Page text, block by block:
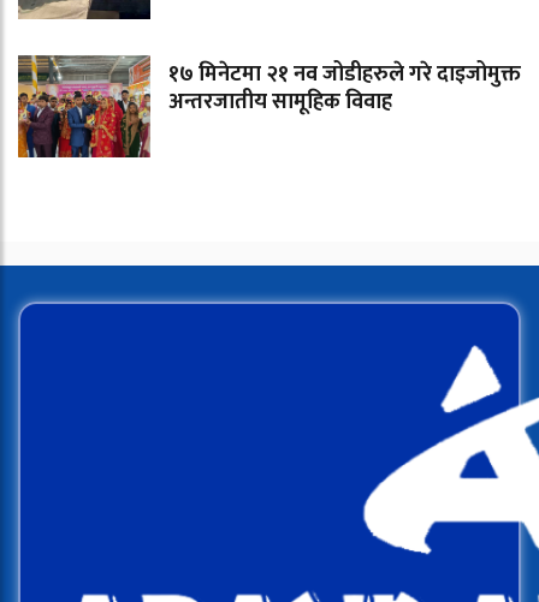
१७ मिनेटमा २१ नव जोडीहरुले गरे दाइजोमुक्त
अन्तरजातीय सामूहिक विवाह